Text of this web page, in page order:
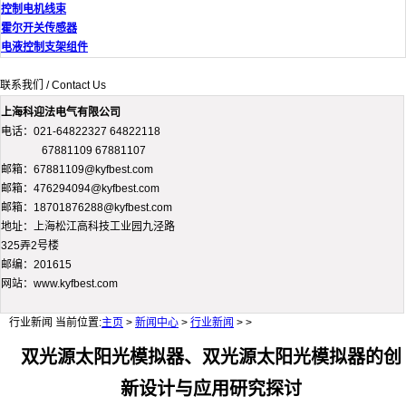
控制电机线束
霍尔开关传感器
电液控制支架组件
联系我们 / Contact Us
上海科迎法电气有限公司
电话：021-64822327 64822118
67881109 67881107
邮箱：67881109@kyfbest.com
邮箱：476294094@kyfbest.com
邮箱：18701876288@kyfbest.com
地址：上海松江高科技工业园九泾路
325弄2号楼
邮编：201615
网站：www.kyfbest.com
行业新闻 当前位置:主页 > 新闻中心 > 行业新闻 > >
双光源太阳光模拟器、双光源太阳光模拟器的创
新设计与应用研究探讨